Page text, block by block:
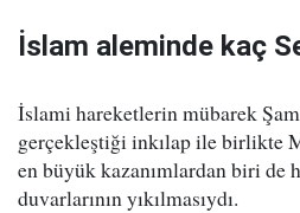
İslam aleminde kaç
İslami hareketlerin mübarek
gerçekleştiği inkılap ile birlikte
en büyük kazanımlardan biri de
duvarlarının yıkılmasıydı.